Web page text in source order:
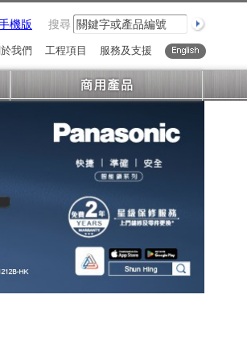
機版 搜尋
服務及支援
工程項目
我們